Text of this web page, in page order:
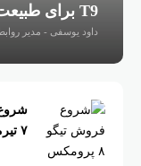
T9 برای طبیعت‌گردی و کویرنوردی
داود یوسفی - مدیر
۷ تیرماه (ظرفیت محدود)